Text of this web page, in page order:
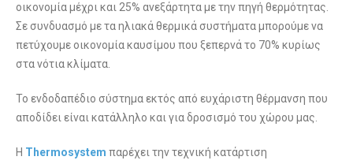
οικονομία μέχρι και 25% ανεξάρτητα με την πηγή θερμότητας.
Σε συνδυασμό με τα ηλιακά θερμικά συστήματα μπορούμε να
πετύχουμε οικονομία καυσίμου που ξεπερνά το 70% κυρίως
στα νότια κλίματα.
Το ενδοδαπέδιο σύστημα εκτός από ευχάριστη θέρμανση που
αποδίδει είναι κατάλληλο και για δροσισμό του χώρου μας.
Η Thermosystem παρέχει την τεχνική κατάρτιση